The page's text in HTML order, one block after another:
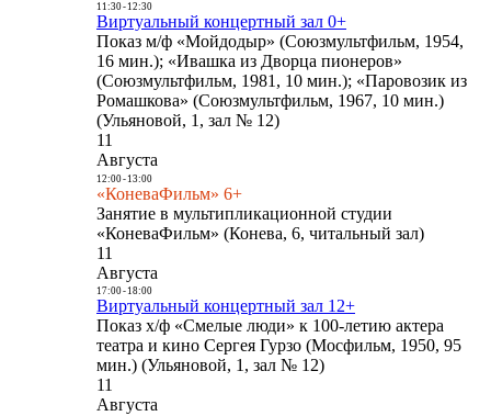
11:30- 12:30
Виртуальный концертный зал 0+
Показ м/ф «Мойдодыр» (Союзмультфильм, 1954,
16 мин.); «Ивашка из Дворца пионеров»
(Союзмультфильм, 1981, 10 мин.); «Паровозик из
Ромашкова» (Союзмультфильм, 1967, 10 мин.)
(Ульяновой, 1, зал № 12)
11
Августа
12:00- 13:00
«КоневаФильм» 6+
Занятие в мультипликационной студии
«КоневаФильм» (Конева, 6, читальный зал)
11
Августа
17:00- 18:00
Виртуальный концертный зал 12+
Показ х/ф «Смелые люди» к 100-летию актера
театра и кино Сергея Гурзо (Мосфильм, 1950, 95
мин.) (Ульяновой, 1, зал № 12)
11
Августа